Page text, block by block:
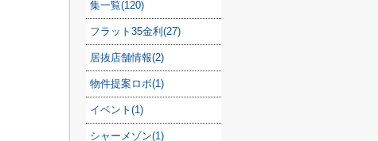
集一覧(120)
フラット35金利(27)
居抜店舗情報(2)
物件提案ロボ(1)
イベント(1)
シャーメゾン(1)